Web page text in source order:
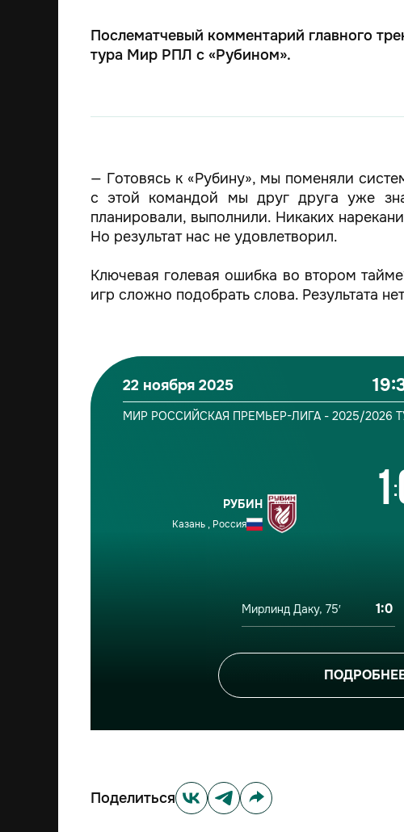
Послематчевый комментарий главного
тура Мир РПЛ с «Рубином».
— Готовясь к «Рубину», мы поменяли
с этой командой мы друг друга уже
планировали, выполнили. Никаких
Но результат нас не удовлетворил.
Ключевая голевая ошибка во втором
игр сложно подобрать слова. Результата
22 ноября 2025
МИР РОССИЙСКАЯ ПРЕМЬЕР-ЛИГА - 2025/2026
РУБИН
Казань , Россия
1 :
Мирлинд Даку, 75′ 1:0
Поделиться